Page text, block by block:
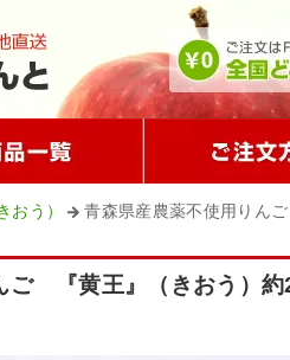
おう）
青森県産農薬不使用りん
ご 『黄王』（きおう）